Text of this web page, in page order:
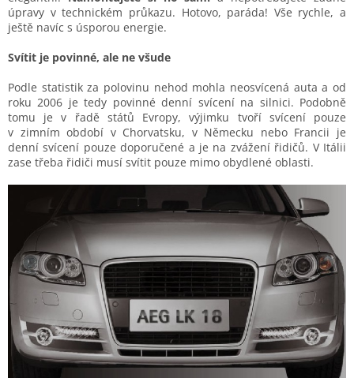
úpravy v technickém průkazu. Hotovo, paráda! Vše rychle, a
ještě navíc s úsporou energie.
Svítit je povinné, ale ne všude
Podle statistik za polovinu nehod mohla neosvícená auta a od
roku 2006 je tedy povinné denní svícení na silnici. Podobně
tomu je v řadě států Evropy, výjimku tvoří svícení pouze
v zimním období v Chorvatsku, v Německu nebo Francii je
denní svícení pouze doporučené a je na zvážení řidičů. V Itálii
zase třeba řidiči musí svítit pouze mimo obydlené oblasti.